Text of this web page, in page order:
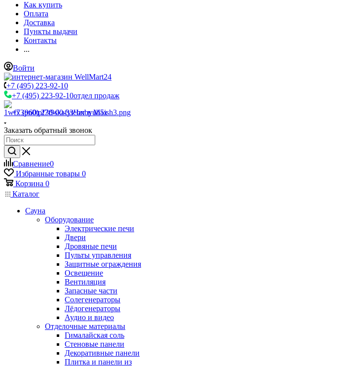
Как купить
Оплата
Доставка
Пункты выдачи
Контакты
...
Войти
+7 (495) 223-92-10
+7 (495) 223-92-10отдел продаж
+7 (960) 230-00-33Чат в Max
Заказать обратный звонок
Сравнение0
Избранные товары 0
Корзина 0
Каталог
Сауна
Оборудование
Электрические печи
Двери
Дровяные печи
Пульты управления
Защитные ограждения
Освещение
Вентиляция
Запасные части
Солегенераторы
Лёдогенераторы
Аудио и видео
Отделочные материалы
Гималайская соль
Стеновые панели
Декоративные панели
Плитка и панели из